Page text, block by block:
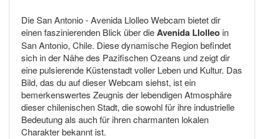
Die San Antonio - Avenida Llolleo Webcam bietet dir
einen faszinierenden Blick über dieAvenida Llolleo in
San Antonio, Chile. Diese dynamische Region befindet
sich in der Nähe des Pazifischen Ozeans und zeigt dir
eine pulsierende Küstenstadt voller Leben und Kultur. Das
Bild, das du auf dieser Webcam siehst, ist ein
bemerkenswertes Zeugnis der lebendigen Atmosphäre
dieser chilenischen Stadt, die sowohl für ihre industrielle
Bedeutung als auch für ihren charmanten lokalen
Charakter bekannt ist.